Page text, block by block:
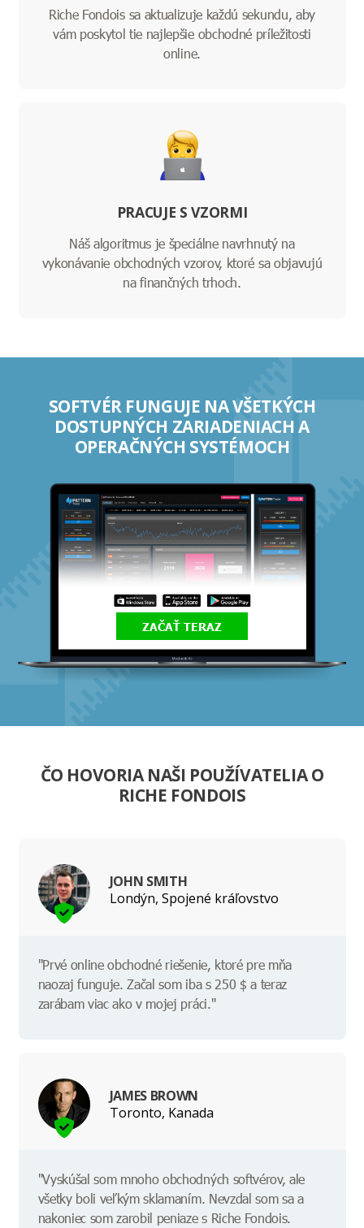
Riche Fondois sa aktualizuje každú sekundu, aby
vám poskytol tie najlepšie obchodné príležitosti
online.
PRACUJE S VZORMI
Náš algoritmus je špeciálne navrhnutý na
vykonávanie obchodných vzorov, ktoré sa objavujú
na finančných trhoch.
SOFTVÉR FUNGUJE NA VŠETKÝCH
DOSTUPNÝCH ZARIADENIACH A
OPERAČNÝCH SYSTÉMOCH
ZAČAŤ TERAZ
ČO HOVORIA NAŠI POUŽÍVATELIA O
RICHE FONDOIS
JOHN SMITH
Londýn, Spojené kráľovstvo
"Prvé online obchodné riešenie, ktoré pre mňa
naozaj funguje. Začal som iba s 250 $ a teraz
zarábam viac ako v mojej práci."
JAMES BROWN
Toronto, Kanada
"Vyskúšal som mnoho obchodných softvérov, ale
všetky boli veľkým sklamaním. Nevzdal som sa a
nakoniec som zarobil peniaze s Riche Fondois.